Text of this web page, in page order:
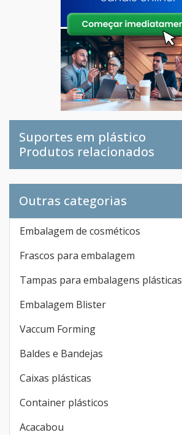
Suportes em plástico
Produtos relacionados
Outras categorias
Embalagem de cosméticos
Frascos para embalagem
Tampas para embalagens plásticas
Embalagem Blister
Vaccum Forming
Baldes e Bandejas
Caixas plásticas
Container plásticos
Acacabou